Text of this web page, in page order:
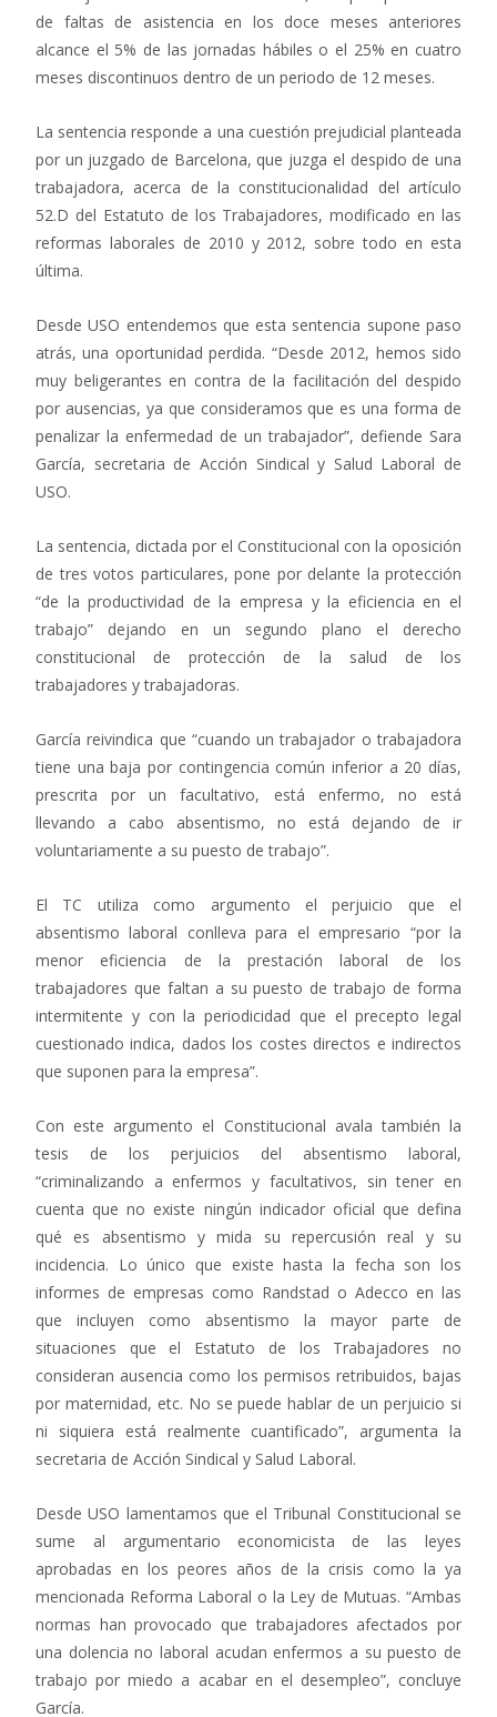
de faltas de asistencia en los doce meses anteriores
alcance el 5% de las jornadas hábiles o el 25% en cuatro
meses discontinuos dentro de un periodo de 12 meses.
La sentencia responde a una cuestión prejudicial planteada
por un juzgado de Barcelona, que juzga el despido de una
trabajadora, acerca de la constitucionalidad del artículo
52.D del Estatuto de los Trabajadores, modificado en las
reformas laborales de 2010 y 2012, sobre todo en esta
última.
Desde USO entendemos que esta sentencia supone paso
atrás, una oportunidad perdida. “Desde 2012, hemos sido
muy beligerantes en contra de la facilitación del despido
por ausencias, ya que consideramos que es una forma de
penalizar la enfermedad de un trabajador”, defiende Sara
García, secretaria de Acción Sindical y Salud Laboral de
USO.
La sentencia, dictada por el Constitucional con la oposición
de tres votos particulares, pone por delante la protección
“de la productividad de la empresa y la eficiencia en el
trabajo” dejando en un segundo plano el derecho
constitucional de protección de la salud de los
trabajadores y trabajadoras.
García reivindica que “cuando un trabajador o trabajadora
tiene una baja por contingencia común inferior a 20 días,
prescrita por un facultativo, está enfermo, no está
llevando a cabo absentismo, no está dejando de ir
voluntariamente a su puesto de trabajo”.
El TC utiliza como argumento el perjuicio que el
absentismo laboral conlleva para el empresario “por la
menor eficiencia de la prestación laboral de los
trabajadores que faltan a su puesto de trabajo de forma
intermitente y con la periodicidad que el precepto legal
cuestionado indica, dados los costes directos e indirectos
que suponen para la empresa”.
Con este argumento el Constitucional avala también la
tesis de los perjuicios del absentismo laboral,
“criminalizando a enfermos y facultativos, sin tener en
cuenta que no existe ningún indicador oficial que defina
qué es absentismo y mida su repercusión real y su
incidencia. Lo único que existe hasta la fecha son los
informes de empresas como Randstad o Adecco en las
que incluyen como absentismo la mayor parte de
situaciones que el Estatuto de los Trabajadores no
consideran ausencia como los permisos retribuidos, bajas
por maternidad, etc. No se puede hablar de un perjuicio si
ni siquiera está realmente cuantificado”, argumenta la
secretaria de Acción Sindical y Salud Laboral.
Desde USO lamentamos que el Tribunal Constitucional se
sume al argumentario economicista de las leyes
aprobadas en los peores años de la crisis como la ya
mencionada Reforma Laboral o la Ley de Mutuas. “Ambas
normas han provocado que trabajadores afectados por
una dolencia no laboral acudan enfermos a su puesto de
trabajo por miedo a acabar en el desempleo”, concluye
García.